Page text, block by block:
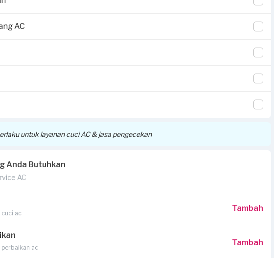
di bagian
AC
untuk layanan cuci AC & jasa pengecekan
Anda Butuhkan
AC
cuci ac
Tambah
perbaikan ac
Tambah